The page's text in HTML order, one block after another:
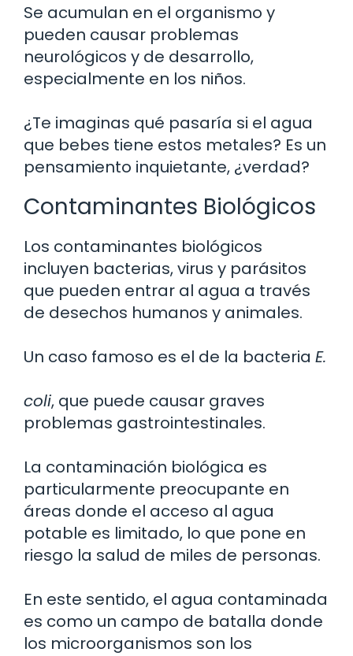
Se acumulan en el organismo y
pueden causar problemas
neurológicos y de desarrollo,
especialmente en los niños.
¿Te imaginas qué pasaría si el agua
que bebes tiene estos metales? Es un
pensamiento inquietante, ¿verdad?
Contaminantes Biológicos
Los contaminantes biológicos
incluyen bacterias, virus y parásitos
que pueden entrar al agua a través
de desechos humanos y animales.
Un caso famoso es el de la bacteria E.
coli, que puede causar graves
problemas gastrointestinales.
La contaminación biológica es
particularmente preocupante en
áreas donde el acceso al agua
potable es limitado, lo que pone en
riesgo la salud de miles de personas.
En este sentido, el agua contaminada
es como un campo de batalla donde
los microorganismos son los